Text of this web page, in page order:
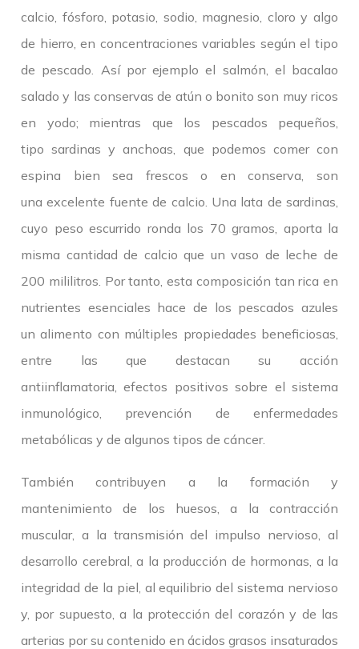
calcio, fósforo, potasio, sodio, magnesio, cloro y algo
de hierro, en concentraciones variables según el tipo
de pescado. Así por ejemplo el salmón, el bacalao
salado y las conservas de atún o bonito son muy ricos
en yodo; mientras que los pescados pequeños,
tipo sardinas y anchoas, que podemos comer con
espina bien sea frescos o en conserva, son
una excelente fuente de calcio. Una lata de sardinas,
cuyo peso escurrido ronda los 70 gramos, aporta la
misma cantidad de calcio que un vaso de leche de
200 mililitros. Por tanto, esta composición tan rica en
nutrientes esenciales hace de los pescados azules
un alimento con múltiples propiedades beneficiosas,
entre las que destacan su acción
antiinflamatoria, efectos positivos sobre el sistema
inmunológico, prevención de enfermedades
metabólicas y de algunos tipos de cáncer.
También contribuyen a la formación y
mantenimiento de los huesos, a la contracción
muscular, a la transmisión del impulso nervioso, al
desarrollo cerebral, a la producción de hormonas, a la
integridad de la piel, al equilibrio del sistema nervioso
y, por supuesto, a la protección del corazón y de las
arterias por su contenido en ácidos grasos insaturados